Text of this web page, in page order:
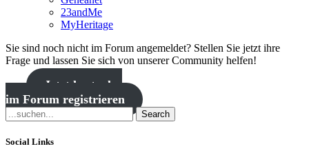
23andMe
MyHeritage
Sie sind noch nicht im Forum angemeldet? Stellen Sie jetzt ihre
Frage und lassen Sie sich von unserer Community helfen!
Jetzt kostenlos
im Forum registrieren
Search
Social Links